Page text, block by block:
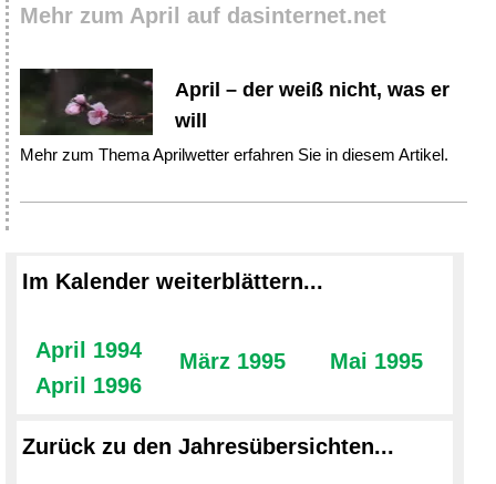
Mehr zum April auf dasinternet.net
April – der weiß nicht, was er
will
Mehr zum Thema Aprilwetter erfahren Sie in diesem Artikel.
Im Kalender weiterblättern...
April 1994
April 1996
März 1995 Mai 1995
Zurück zu den Jahresübersichten...